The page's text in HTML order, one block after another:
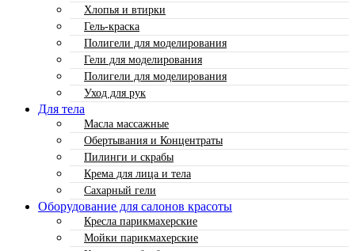
Хлопья и втирки
Гель-краска
Полигели для моделирования
Гели для моделирования
Полигели для моделирования
Уход для рук
Для тела
Масла массажные
Обертывания и Концентраты
Пилинги и скрабы
Крема для лица и тела
Сахарный гели
Оборудование для салонов красоты
Кресла парикмахерские
Мойки парикмахерские